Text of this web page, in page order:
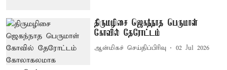
திருமழிசை ஜெகந்நாத பெருமாள்
கோவில் தேரோட்டம்
ஆன்மிகச் செய்திப்பிரிவு 02 Jul 2026